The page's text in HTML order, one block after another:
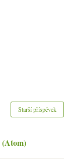
Starší příspěvek